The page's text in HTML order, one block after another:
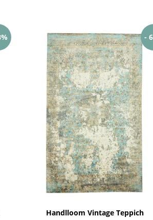
-
Handlloom Vintage Teppich